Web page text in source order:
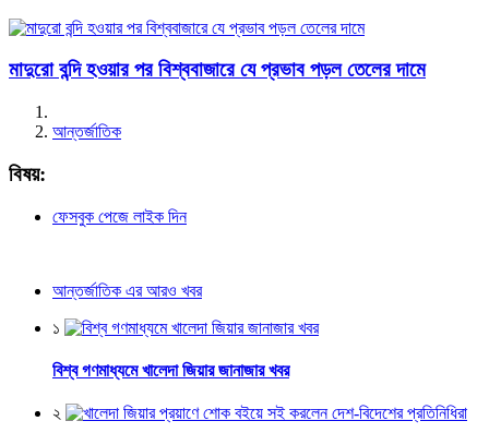
মাদুরো বন্দি হওয়ার পর বিশ্ববাজারে যে প্রভাব পড়ল তেলের দামে
আন্তর্জাতিক
বিষয়:
ফেসবুক পেজে লাইক দিন
আন্তর্জাতিক এর আরও খবর
১
বিশ্ব গণমাধ্যমে খালেদা জিয়ার জানাজার খবর
২